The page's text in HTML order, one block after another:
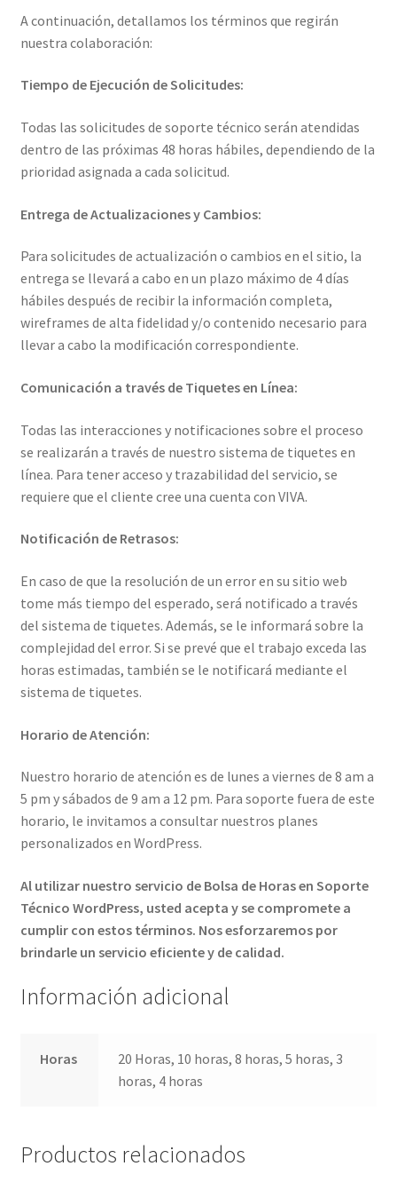
A continuación, detallamos los términos que regirán
nuestra colaboración:
Tiempo de Ejecución de Solicitudes:
Todas las solicitudes de soporte técnico serán atendidas
dentro de las próximas 48 horas hábiles, dependiendo de la
prioridad asignada a cada solicitud.
Entrega de Actualizaciones y Cambios:
Para solicitudes de actualización o cambios en el sitio, la
entrega se llevará a cabo en un plazo máximo de 4 días
hábiles después de recibir la información completa,
wireframes de alta fidelidad y/o contenido necesario para
llevar a cabo la modificación correspondiente.
Comunicación a través de Tiquetes en Línea:
Todas las interacciones y notificaciones sobre el proceso
se realizarán a través de nuestro sistema de tiquetes en
línea. Para tener acceso y trazabilidad del servicio, se
requiere que el cliente cree una cuenta con VIVA.
Notificación de Retrasos:
En caso de que la resolución de un error en su sitio web
tome más tiempo del esperado, será notificado a través
del sistema de tiquetes. Además, se le informará sobre la
complejidad del error. Si se prevé que el trabajo exceda las
horas estimadas, también se le notificará mediante el
sistema de tiquetes.
Horario de Atención:
Nuestro horario de atención es de lunes a viernes de 8 am a
5 pm y sábados de 9 am a 12 pm. Para soporte fuera de este
horario, le invitamos a consultar nuestros planes
personalizados en WordPress.
Al utilizar nuestro servicio de Bolsa de Horas en Soporte
Técnico WordPress, usted acepta y se compromete a
cumplir con estos términos. Nos esforzaremos por
brindarle un servicio eficiente y de calidad.
Información adicional
Horas
20 Horas, 10 horas, 8 horas, 5 horas, 3
horas, 4 horas
Productos relacionados